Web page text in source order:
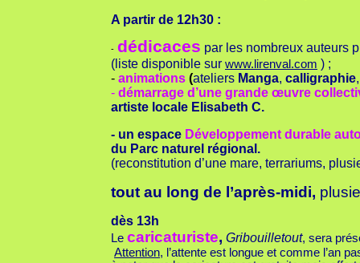
A partir de 12h30 :
- dédicaces par les nombreux auteurs
(liste disponible sur www.lirenval.com ) ;
- animations (ateliers Manga, calligraphie
- démarrage d’une grande œuvre
artiste locale Elisabeth C.
- un espace Développement durable
du Parc naturel régional.
(reconstitution d’une mare, terrariums,
tout au long de l’après-midi,
dès 13h
Le caricaturiste, Gribouilletout, sera
Attention, l’attente est longue et comme l’an